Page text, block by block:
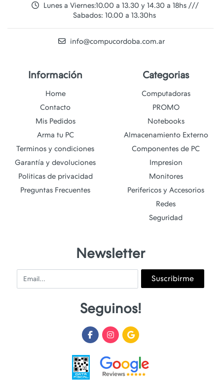
Lunes a Viernes:10.00 a 13.30 y 14.30 a 18hs ///
Sabados: 10.00 a 13.30hs
info@compucordoba.com.ar
Información
Home
Contacto
Mis Pedidos
Arma tu PC
Terminos y condiciones
Garantía y devoluciones
Politicas de privacidad
Preguntas Frecuentes
Categorias
Computadoras
PROMO
Notebooks
Almacenamiento Externo
Componentes de PC
Impresion
Monitores
Perifericos y Accesorios
Redes
Seguridad
Newsletter
Email Suscribirme
Seguinos!